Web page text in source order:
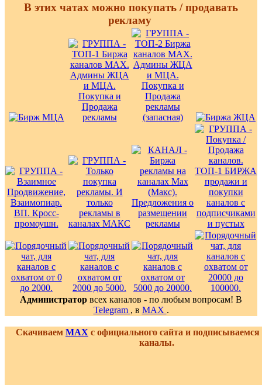
В этих чатах можно покупать / продавать
рекламу
Администратор всех каналов - по любым вопросам! В
Telegram , в MAX .
Скачиваем MAX с официального сайта и
каналы.